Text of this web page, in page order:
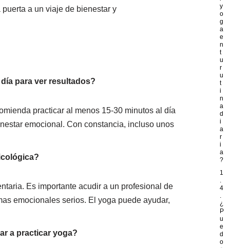
a un viaje de bienestar y
para ver resultados?
practicar al menos 15-30 minutos al día
emocional. Con constancia, incluso unos
Es importante acudir a un profesional de
emocionales serios. El yoga puede ayudar,
a practicar yoga?
y
o
g
a
e
n
t
u
r
u
t
i
n
a
d
i
a
r
i
a
?
1
.
4
.
¿
P
u
e
d
o